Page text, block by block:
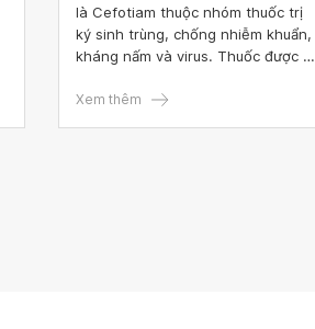
là Cefotiam thuộc nhóm thuốc trị
ký sinh trùng, chống nhiễm khuẩn,
kháng nấm và virus. Thuốc được sử
máu, viêm phế quản, nhiễm trùng
Xem thêm